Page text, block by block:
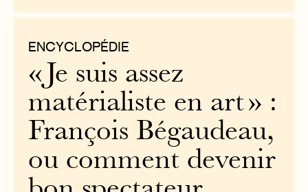
ENCYCLOPÉDIE
« Je suis assez
matérialiste en art » :
François Bégaudeau,
ou comment devenir